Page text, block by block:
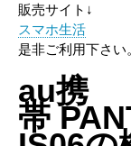
販売サイト↓
スマホ生活
是非ご利用下さい
au携
帯